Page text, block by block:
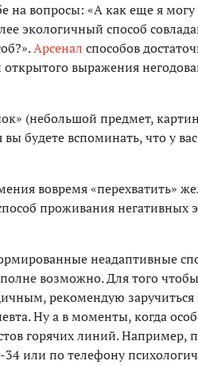
на вопросы: «А как еще я могу
экологичный способ
Арсенал способов
открытого выражения
(небольшой предмет,
будете вспоминать, что у вас
вовремя «перехватить»
проживания
неадаптивные
возможно. Для того
рекомендую
Ну а в моменты, когда
горячих линий. Например,
34 или по телефону